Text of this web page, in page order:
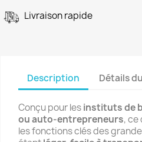
Livraison rapide
Description Détails
Conçu pour lesinstituts de
ou auto-entrepreneurs,
les fonctions clés des